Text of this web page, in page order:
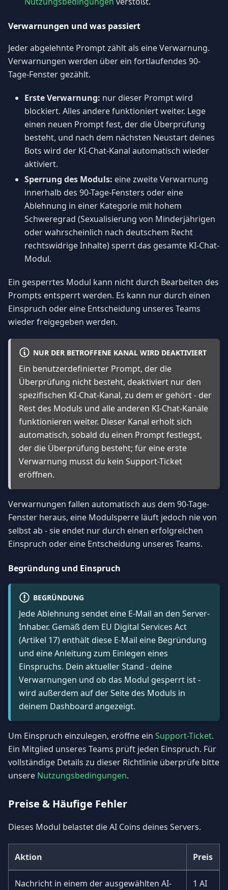
Verwarnungen und was passiert
Jeder abgelehnte Prompt zählt als eine Verwarnung.
Verwarnungen werden über ein fortlaufendes 90-
Tage-Fenster gezählt.
Erste Verwarnung: nur dieser Prompt wird
blockiert. Alles andere funktioniert weiter. Lege
einen neuen Prompt fest, der die Überprüfung
besteht, und nach dem nächsten Neustart deines
Bots wird der KI-Chat-Kanal automatisch wieder
aktiviert.
Sperrung des Moduls: eine zweite Verwarnung
innerhalb des 90-Tage-Fensters oder eine
Ablehnung in einer Kategorie mit hohem
Schweregrad (Sexualisierung von Minderjährigen
oder wahrscheinlich nach deutschem Recht
rechtswidrige Inhalte) sperrt das gesamte KI-Chat-
Modul.
Ein gesperrtes Modul kann nicht durch Bearbeiten des
Prompts entsperrt werden. Es kann nur durch einen
Einspruch oder eine Entscheidung unseres Teams
wieder freigegeben werden.
NUR DER BETROFFENE KANAL WIRD DEAKTIVIERT
Ein benutzerdefinierter Prompt, der die
Überprüfung nicht besteht, deaktiviert nur den
spezifischen KI-Chat-Kanal, zu dem er gehört - der
Rest des Moduls und alle anderen KI-Chat-Kanäle
funktionieren weiter. Dieser Kanal erholt sich
automatisch, sobald du einen Prompt festlegst,
der die Überprüfung besteht; für eine erste
Verwarnung musst du kein Support-Ticket
eröffnen.
Verwarnungen fallen automatisch aus dem 90-Tage-
Fenster heraus, eine Modulsperre läuft jedoch nie von
selbst ab - sie endet nur durch einen erfolgreichen
Einspruch oder eine Entscheidung unseres Teams.
Begründung und Einspruch
BEGRÜNDUNG
Jede Ablehnung sendet eine E-Mail an den Server-
Inhaber. Gemäß dem EU Digital Services Act
(Artikel 17) enthält diese E-Mail eine Begründung
und eine Anleitung zum Einlegen eines
Einspruchs. Dein aktueller Stand - deine
Verwarnungen und ob das Modul gesperrt ist -
wird außerdem auf der Seite des Moduls in
deinem Dashboard angezeigt.
Um Einspruch einzulegen, eröffne ein Support-Ticket.
Ein Mitglied unseres Teams prüft jeden Einspruch. Für
vollständige Details zu dieser Richtlinie überprüfe bitte
unsere Nutzungsbedingungen.
Preise & Häufige Fehler
Dieses Modul belastet die AI Coins deines Servers.
Aktion Preis
Nachricht in einem der ausgewählten AI-
1 AI